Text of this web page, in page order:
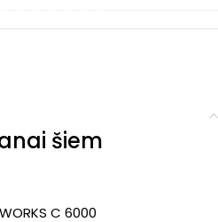
šiem
C 6000